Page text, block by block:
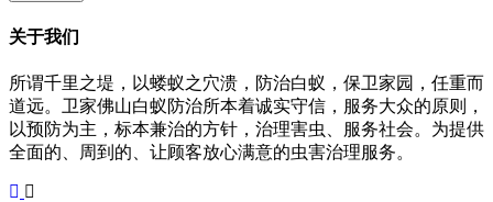
关于我们
所谓千里之堤，以蝼蚁之穴溃，防治白蚁，保卫家园，任重而
道远。卫家佛山白蚁防治所本着诚实守信，服务大众的原则，
以预防为主，标本兼治的方针，治理害虫、服务社会。为提供
全面的、周到的、让顾客放心满意的虫害治理服务。